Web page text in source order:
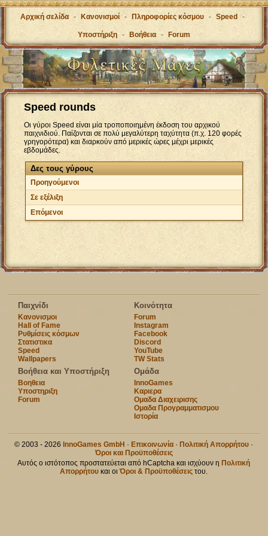
Αρχική σελίδα - Κανονισμοί - Πληροφορίες κόσμου - Speed -
Υποστήριξη - Βοήθεια - Forum
Speed rounds
Οι γύροι Speed είναι μία τροποποιημένη έκδοση του αρχικού
παιχνιδιού. Παίζονται σε πολύ μεγαλύτερη ταχύτητα (π.χ. 120 φορές
γρηγορότερα) και διαρκούν από μερικές ώρες μέχρι μερικές
εβδομάδες.
Δες τους γύρους
Προηγούμενοι
Σε εξέλιξη
Επόμενοι
Παιχνίδι
Κανονισμοι
Hall of Fame
Ρυθμίσεις κόσμων
Στατιστικα
Speed
Wallpapers
Κοινότητα
Forum
Instagram
Facebook
Discord
YouTube
TW Stats
Βοήθεια και Υποστήριξη
Βοηθεια
Υποστηριξη
Forum
Ομάδα
InnoGames
Καριερα
Ομαδα Διαχειρισης
Ομαδα Προγραμματισμου
Ιστορία
© 2003 - 2026 InnoGames GmbH · Επικοινωνία · Πολιτική Απορρήτου ·
Όροι και Προϋποθέσεις
Αυτός ο ιστότοπος προστατεύεται από hCaptcha και ισχύουν η Πολιτική
Απορρήτου και οιΌροι & Προϋποθέσεις του.